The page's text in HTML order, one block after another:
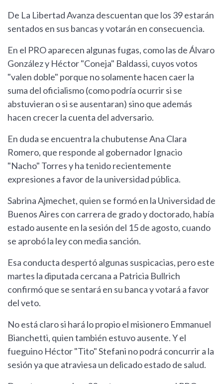
De La Libertad Avanza descuentan que los 39 estarán
sentados en sus bancas y votarán en consecuencia.
En el PRO aparecen algunas fugas, como las de Álvaro
González y Héctor "Coneja" Baldassi, cuyos votos
"valen doble" porque no solamente hacen caer la
suma del oficialismo (como podría ocurrir si se
abstuvieran o si se ausentaran) sino que además
hacen crecer la cuenta del adversario.
En duda se encuentra la chubutense Ana Clara
Romero, que responde al gobernador Ignacio
"Nacho" Torres y ha tenido recientemente
expresiones a favor de la universidad pública.
Sabrina Ajmechet, quien se formó en la Universidad de
Buenos Aires con carrera de grado y doctorado, había
estado ausente en la sesión del 15 de agosto, cuando
se aprobó la ley con media sanción.
Esa conducta despertó algunas suspicacias, pero este
martes la diputada cercana a Patricia Bullrich
confirmó que se sentará en su banca y votará a favor
del veto.
No está claro si hará lo propio el misionero Emmanuel
Bianchetti, quien también estuvo ausente. Y el
fueguino Héctor "Tito" Stefani no podrá concurrir a la
sesión ya que atraviesa un delicado estado de salud.